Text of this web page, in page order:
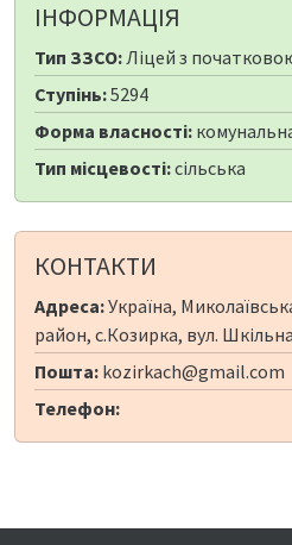
ІНФОРМАЦІЯ
Тип ЗЗСО:Ліцей з
Ступінь:5294
Форма власності:
Тип місцевості:сільська
КОНТАКТИ
Адреса:Україна,
район, с.Козирка, вул.
Пошта: kozirkach@gmail.com
Телефон: